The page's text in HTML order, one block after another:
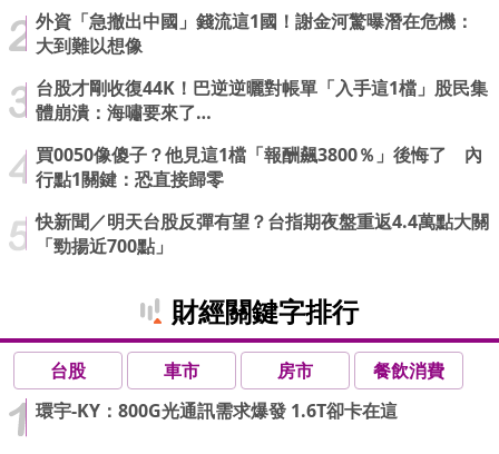
外資「急撤出中國」錢流這1國！謝金河驚曝潛在危機：
大到難以想像
台股才剛收復44K！巴逆逆曬對帳單「入手這1檔」股民集
體崩潰：海嘯要來了…
買0050像傻子？他見這1檔「報酬飆3800％」後悔了 內
行點1關鍵：恐直接歸零
快新聞／明天台股反彈有望？台指期夜盤重返4.4萬點大關
「勁揚近700點」
財經關鍵字排行
台股 車市 房市
餐飲消費
環宇-KY：800G光通訊需求爆發 1.6T卻卡在這